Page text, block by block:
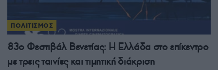
ΠΟΛΙΤΙΣΜΟΣ
83ο Φεστιβάλ Βενετίας: Η Ελλάδα στο επίκεντρο
με τρεις ταινίες και τιμητική διάκριση